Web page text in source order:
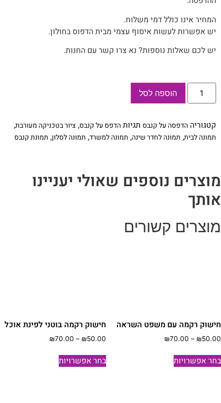
המחיר‭ ‬אינו‭ ‬כולל‭ ‬דמי‭ ‬משלוח‭.‬
יש אפשרות לעשות איסוף עצמי מבית הדפוס בחולון.
יש לכם שאלות נוספות? נא צרו קשר עם החנות.
כמות
״נוף
תמונת
אמנות
מקורית
הוספה לסל
קטגוריה הדפסה על קנבס תגיותהדפס על קנבס, ציור בטכניקה מעורבת,
תמונה לבית, תמונה לחדר שינה, תמונה למשרד, תמונה לסלון, תמונת קנבס
מוצרים נוספים שאולי יעניינו
אותך
מוצרים קשורים
חישוק רקמה עם משפט השראה
₪50.00
–
₪70.00
בחר אפשרויותזה
חישוק רקמה בוטני לפינת אוכל
₪50.00
–
₪70.00
טווח
בחר אפשרויותזה